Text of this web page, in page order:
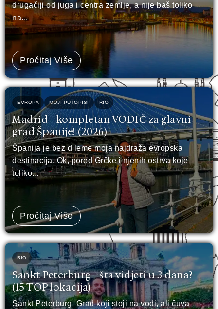
drugačiji od juga i centra zemlje, a nije baš toliko
na...
Pročitaj Više
EVROPA MOJI PUTOPISI RIO
Madrid - kompletan VODIČ za glavni
grad Španije! (2026)
Španija je bez dileme moja najdraža evropska
destinacija. Ok, pored Grčke i njenih ostrva koje
toliko...
Pročitaj Više
RIO
Sankt Peterburg - šta vidjeti u 3 dana?
(15 TOP lokacija)
Sankt Peterburg. Grad koji stoji na vodi, ali čuva